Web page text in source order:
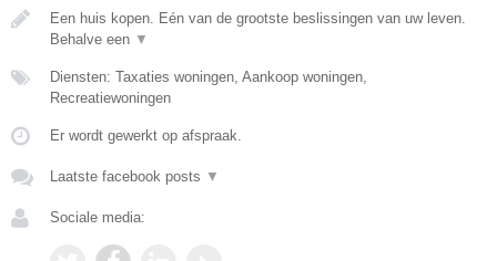
Een huis kopen. Eén van de grootste beslissingen van uw leven.
Behalve een ▼
Diensten: Taxaties woningen, Aankoop woningen,
Recreatiewoningen
Er wordt gewerkt op afspraak.
Laatste facebook posts ▼
Sociale media: